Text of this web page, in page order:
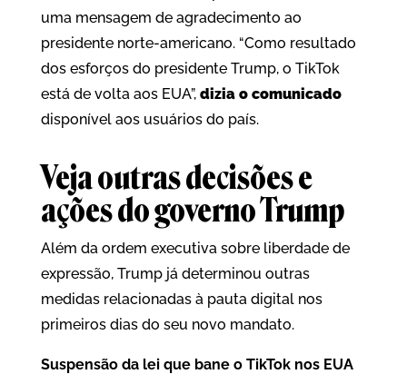
uma mensagem de agradecimento ao
presidente norte-americano. “Como resultado
dos esforços do presidente Trump, o TikTok
está de volta aos EUA”, dizia o comunicado
disponível aos usuários do país.
Veja outras decisões e
ações do governo Trump
Além da ordem executiva sobre liberdade de
expressão, Trump já determinou outras
medidas relacionadas à pauta digital nos
primeiros dias do seu novo mandato.
Suspensão da lei que bane o TikTok nos EUA